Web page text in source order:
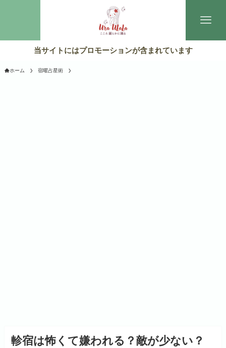
当サイトにはプロモーションが含まれています
ホーム 宿曜占星術
軫宿は怖くて嫌われる？敵が少ない？